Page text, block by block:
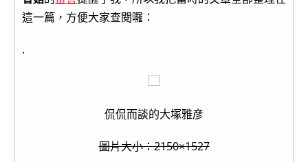
這一篇，方便大家查閱囉：
.
侃侃而談的大塚雅彦
圖片大小：2150×1527